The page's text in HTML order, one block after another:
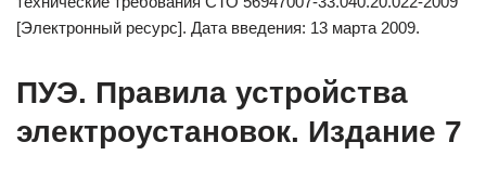
[Электронный ресурс]. Дата введения: 13 марта 2009.
ПУЭ. Правила устройства
электроустановок. Издание 7